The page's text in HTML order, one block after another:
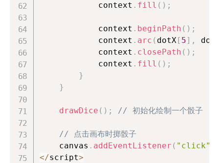
            context
. fill ( ) ;
            context
. beginPath ( ) ;
            context
. arc ( dotX[ 5] ,
            context
. closePath ( ) ;
            context
. fill ( ) ;
}
}
drawDice ( ) ; // 初始化绘制一个骰子
// 点击画布时掷骰子
    canvas
. addEventListener ( "click"
</script>